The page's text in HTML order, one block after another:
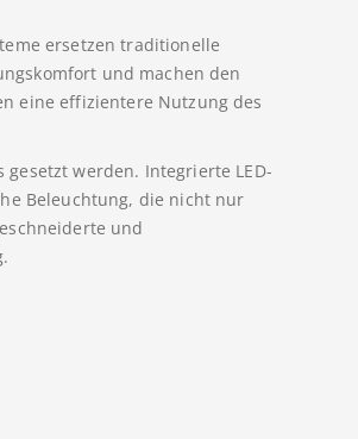
ersetzen traditionelle
und machen den
eine effizientere Nutzung des
werden. Integrierte LED-
Beleuchtung, die nicht nur
und